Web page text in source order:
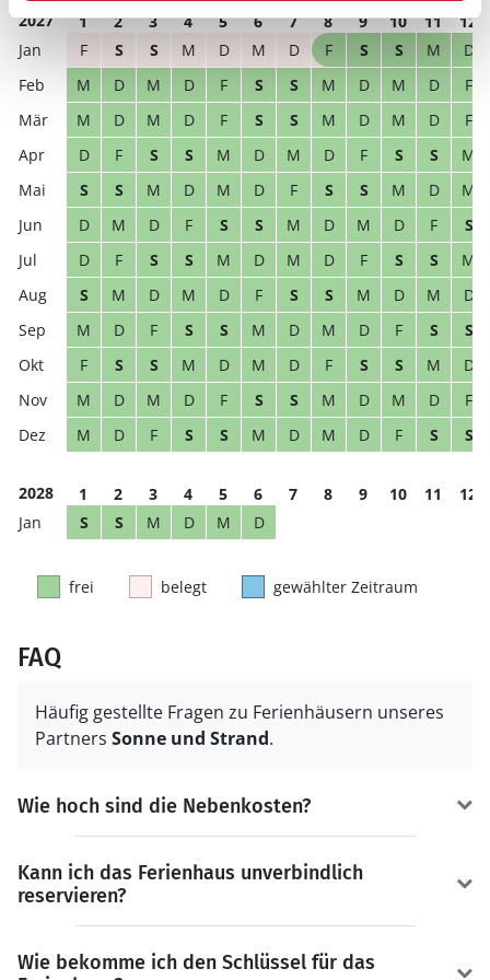
2027 1 2 3 4 5 6 7 8 9 10 11
12
F
S S M D M D F S S M
D
M
D M D F S S M D M D
F
M
D M D F S S M D M D
F
D
F S S M D M D F S S
M
S
S M D M D F S S M D
M
D
M D F S S M D M D F
S
D
F S S M D M D F S S
M
S
M D M D F S S M D M
D
M
D F S S M D M D F S
S
F
S S M D M D F S S M
D
M
D M D F S S M D M D
F
M
D F S S M D M D F S S
2028 1 2 3 4 5 6 7 8 9 10 11
12
S
S M D M D
frei belegt gewählter Zeitraum
FAQ
Häufig gestellte Fragen zu Ferienhäusern unseres
Partners Sonne und Strand.
Wie hoch sind die Nebenkosten?
Kann ich das Ferienhaus unverbindlich
reservieren?
Wie bekomme ich den Schlüssel für das